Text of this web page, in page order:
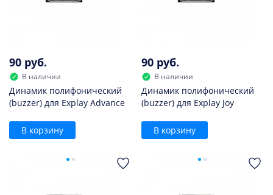
90 руб.
В наличии
Динамик полифонический
(buzzer) для Explay Advance
В корзину
90 руб.
В наличии
Динамик полифонический
(buzzer) для Explay Joy
В корзину